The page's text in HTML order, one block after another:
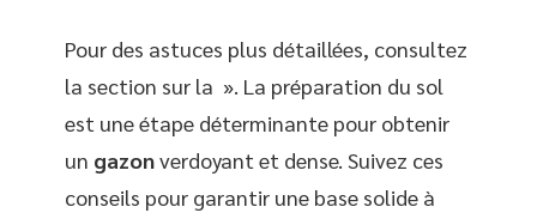
Pour des astuces plus détaillées, consultez
la section sur la ». La préparation du sol
est une étape déterminante pour obtenir
un gazonverdoyant et dense. Suivez ces
conseils pour garantir une base solide à